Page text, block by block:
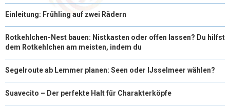
Einleitung: Frühling auf zwei Rädern
Rotkehlchen-Nest bauen: Nistkasten oder offen lassen? Du hilfst
dem Rotkehlchen am meisten, indem du
Segelroute ab Lemmer planen: Seen oder IJsselmeer wählen?
Suavecito – Der perfekte Halt für Charakterköpfe